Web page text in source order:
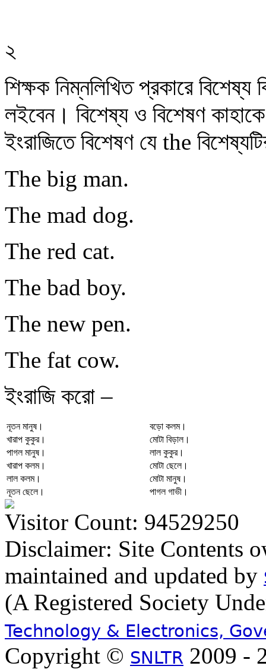
২
শিক্ষক নিম্নলিখিত প্রকারে বিশেষ্য
লইবেন। বিশেষ্য ও বিশেষণ
ইংরাজিতে বিশেষণ যে the
The big man.
The mad dog.
The red cat.
The bad boy.
The new pen.
The fat cow.
ইংরাজি করো –
নূতন মানুষ।
বড়ো কলম।
খারাপ কুকুর।
মোটা বিড়াল।
পাগল মানুষ।
লাল কুকুর।
খারাপ কলম।
মোটা ছেলে।
লাল কলম।
মোটা মানুষ।
নূতন ছেলে।
পাগল গাভী।
Visitor Count: 94529250
Disclaimer: Site Contents
maintained and updated by
(A Registered Society
Technology & Electronics,
Copyright © SNLTR 2009 -